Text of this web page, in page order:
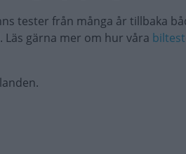
tester från många år tillbaka
gärna mer om hur våra